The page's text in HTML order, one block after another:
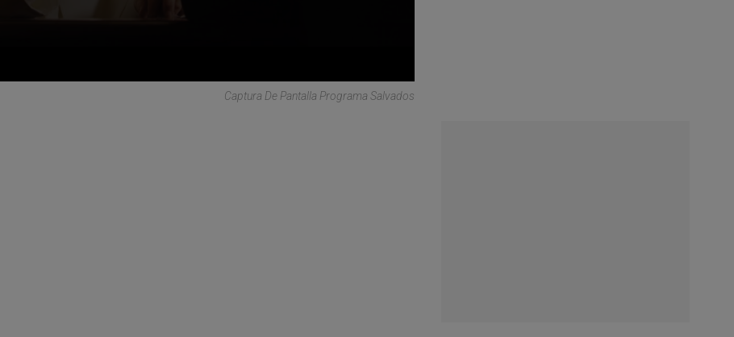
Captura De Pantalla Programa Salvados